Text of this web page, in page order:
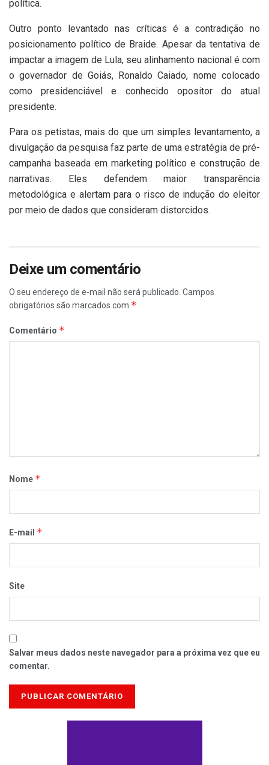
política.
Outro ponto levantado nas críticas é a contradição no
posicionamento político de Braide. Apesar da tentativa de
impactar a imagem de Lula, seu alinhamento nacional é com
o governador de Goiás, Ronaldo Caiado, nome colocado
como presidenciável e conhecido opositor do atual
presidente.
Para os petistas, mais do que um simples levantamento, a
divulgação da pesquisa faz parte de uma estratégia de pré-
campanha baseada em marketing político e construção de
narrativas. Eles defendem maior transparência
metodológica e alertam para o risco de indução do eleitor
por meio de dados que consideram distorcidos.
Deixe um comentário
O seu endereço de e-mail não será publicado. Campos
obrigatórios são marcados com *
Comentário *
Nome *
E-mail *
Site
Salvar meus dados neste navegador para a próxima vez que eu
comentar.